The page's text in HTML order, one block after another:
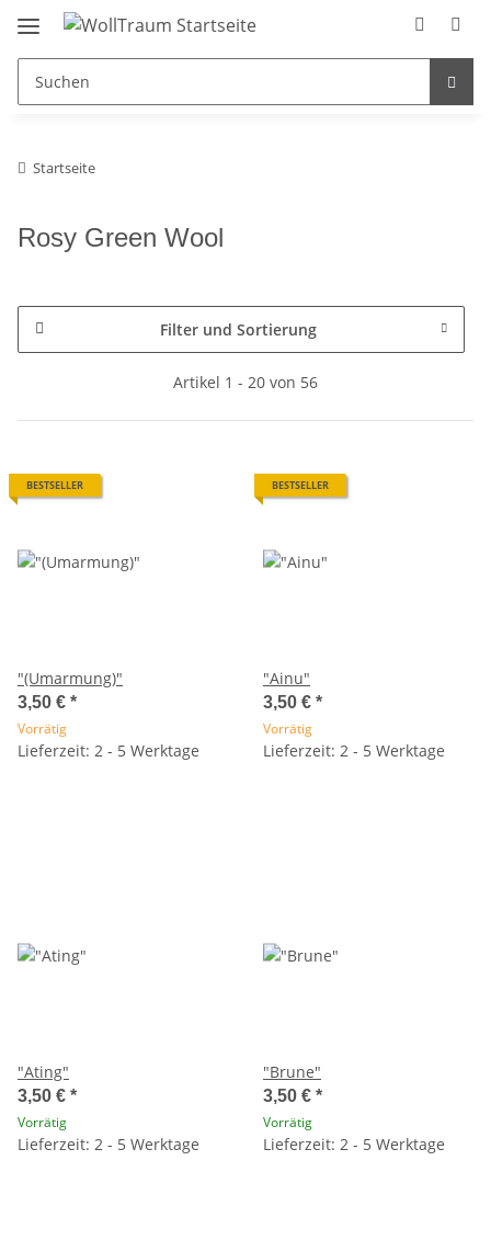
Startseite
Rosy Green Wool
Filter und Sortierung
Artikel 1 - 20 von 56
BESTSELLER
"(Umarmung)"
3,50 € *
Vorrätig
Lieferzeit: 2 - 5 Werktage
BESTSELLER
"Ainu"
3,50 € *
Vorrätig
Lieferzeit: 2 - 5 Werktage
"Ating"
3,50 € *
Vorrätig
Lieferzeit: 2 - 5 Werktage
"Brune"
3,50 € *
Vorrätig
Lieferzeit: 2 - 5 Werktage